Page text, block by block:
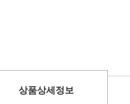
상품상세정보